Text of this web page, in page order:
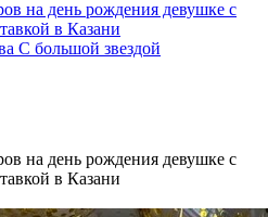
С большой звездой